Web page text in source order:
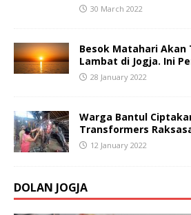
30 March 2022
Besok Matahari Akan
Lambat di Jogja. Ini
28 January 2022
Warga Bantul
Transformers
12 January 2022
DOLAN JOGJA